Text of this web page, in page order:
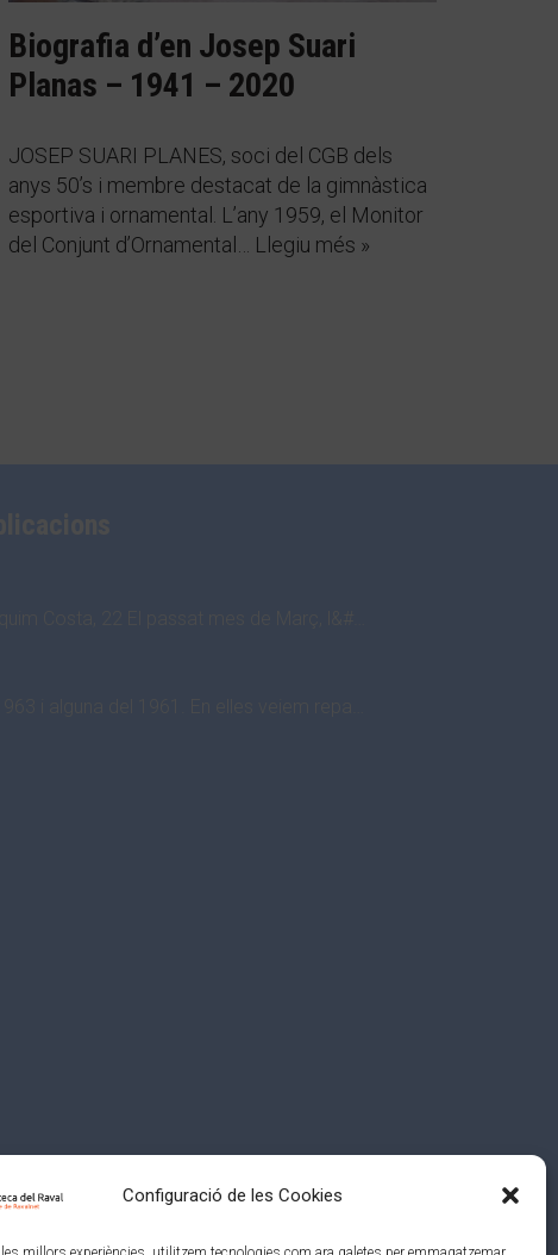
Configuració de les Cookies
Biografia d’en Josep Suari
Planas – 1941 – 2020
JOSEP SUARI PLANES, soci del CGB dels
anys 50’s i membre destacat de la gimnàstica
esportiva i ornamental. L’any 1959, el Monitor
del Conjunt d’Ornamental… Llegiu més »